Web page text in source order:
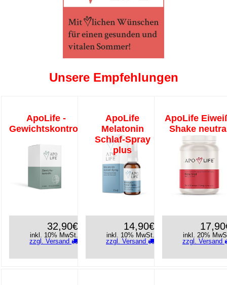
Unsere Empfehlungen
ApoLife -
Gewichtskontrolle
32,90€
inkl. 10% MwSt.
zzgl. Versand
ApoLife
Melatonin
Schlaf-Spray
plus
14,90€
inkl. 10% MwSt.
zzgl. Versand
ApoLife
Shake
inkl. 20%
zzgl. Versand